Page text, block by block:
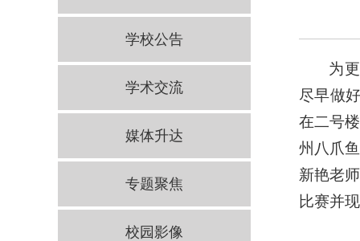
学校公告
学术交流
媒体升达
专题聚焦
校园影像
为
尽早做
在二号
州八爪
新艳老
比赛并